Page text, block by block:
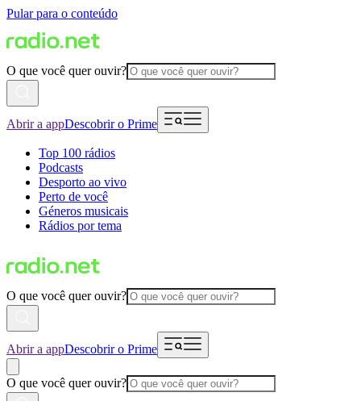
Pular para o conteúdo
O que você quer ouvir?
Abrir a appDescobrir o Prime
Top 100 rádios
Podcasts
Desporto ao vivo
Perto de você
Géneros musicais
Rádios por tema
O que você quer ouvir?
Abrir a appDescobrir o Prime
O que você quer ouvir?